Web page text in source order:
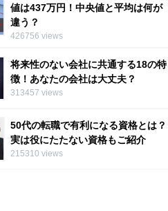
値は437万円！中央値と平均は何が
違う？
426756 views
将来性のない会社に共通する18の特
徴！あなたの会社は大丈夫？
313457 views
50代の転職で有利になる資格とは？
実は役にたたない資格もご紹介
215310 views